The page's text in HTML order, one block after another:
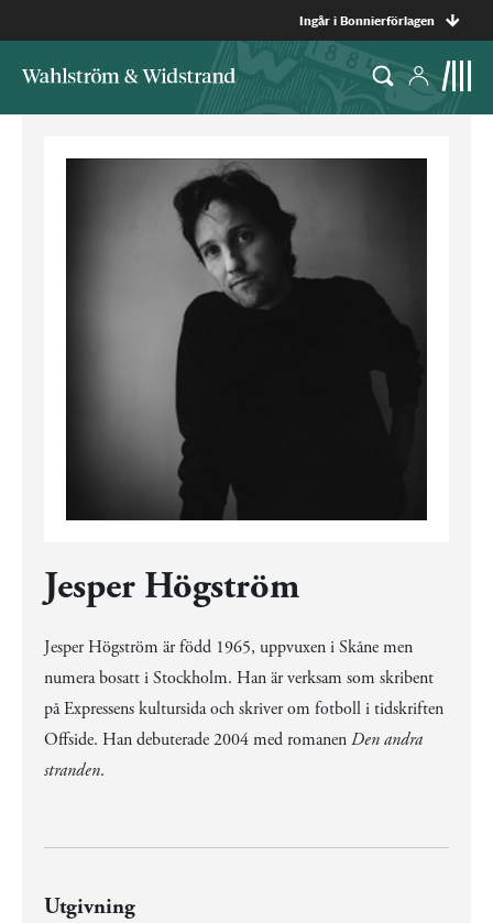
Ingår i Bonnierförlagen
Jesper Högström
Jesper Högström är född 1965, uppvuxen i Skåne men
numera bosatt i Stockholm. Han är verksam som skribent
på Expressens kultursida och skriver om fotboll i tidskriften
Offside. Han debuterade 2004 med romanenDen andra
stranden.
Utgivning